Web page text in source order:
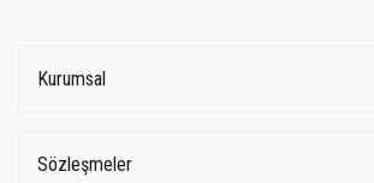
Kurumsal
Sözleşmeler